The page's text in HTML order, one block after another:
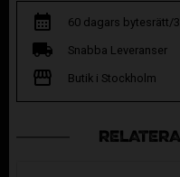
60 dagars bytesrätt/
Snabba Leveranser
Butik i Stockholm